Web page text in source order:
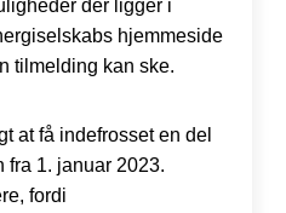
der ligger i
hjemmeside
tilmelding kan ske.
at få indefrosset en del
fra 1. januar 2023.
fordi